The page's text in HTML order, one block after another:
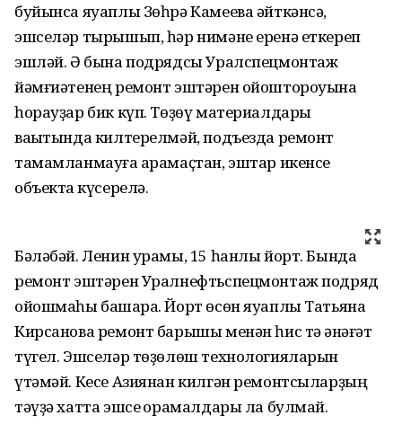
буйынса яуаплы Зөһрә Камеева әйткәнсә,
эшселәр тырышып, һәр нимәне еренә еткереп
эшләй. Ә бына подрядсы Уралспецмонтаж
йәмғиәтенең ремонт эштәрен ойоштороуына
һорауҙар бик күп. Төҙөү материалдары
ваҡытында килтерелмәй, подъезда ремонт
тамамланмауға ҡарамаҫтан, эштар икенсе
объектҡа күсерелә.
Бәләбәй. Ленин урамы, 15 һанлы йорт. Бында
ремонт эштәрен Уралнефтьспецмонтаж подряд
ойошмаһы башҡара. Йорт өсөн яуаплы Татьяна
Кирсанова ремонт барышы менән һис тә ҡәнәғәт
түгел. Эшселәр төҙөлөш технологияларын
үтәмәй. Кесе Азиянан килгән ремонтсыларҙың
тәүҙә хатта эшсе ҡорамалдары ла булмай.